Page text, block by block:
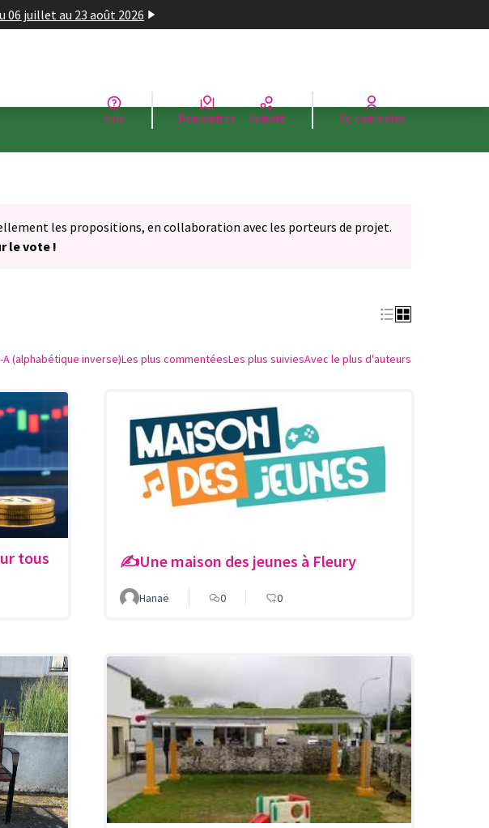
06 juillet au 23 août 2026
Aide Rencontres Activité Se connecter
les propositions, en collaboration avec les porteurs de projet.
le vote !
A (alphabétique inverse)Les plus commentéesLes plus suiviesAvec le plus d'auteurs
tous
✍️Une maison des jeunes à Fleury
Hanaë 0 0